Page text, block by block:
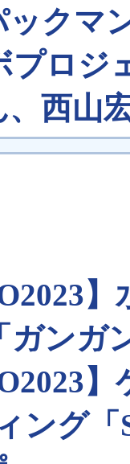
クマ
プロジ
西山
ガンガ
ング